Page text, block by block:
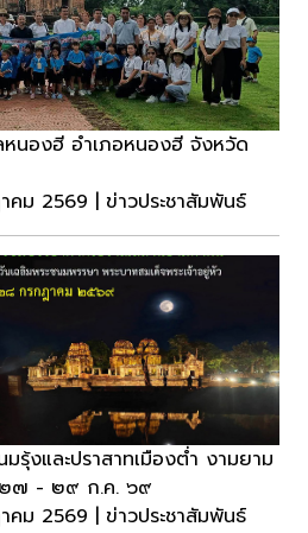
นองฮี อำเภอหนองฮี จังหวัด
ม 2569 | ข่าวประชาสัมพันธ์
มรุ้งและปราสาทเมืองต่ำ งามยาม
๒๗ - ๒๙ ก.ค. ๖๙
ม 2569 | ข่าวประชาสัมพันธ์